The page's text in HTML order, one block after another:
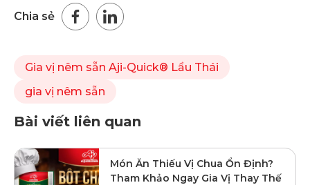
Chia sẻ
Gia vị nêm sẵn Aji-Quick® Lẩu Thái
gia vị nêm sẵn
Bài viết liên quan
Món Ăn Thiếu Vị Chua Ổn Định?
Tham Khảo Ngay Gia Vị Thay Thế